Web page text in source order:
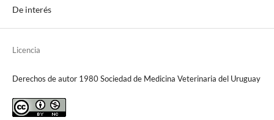
De interés
Licencia
Derechos de autor 1980 Sociedad de Medicina Veterinaria del Uruguay